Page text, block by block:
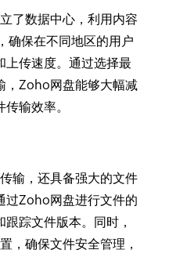
了数据中心，利用内容
确保在不同地区的用户
上传速度。通过选择最
，Zoho网盘能够大幅减
输效率。
输，还具备强大的文件
过Zoho网盘进行文件的
踪文件版本。同时，
，确保文件安全管理，